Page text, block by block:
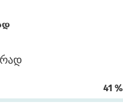
საბაგიროსთან;
41 %